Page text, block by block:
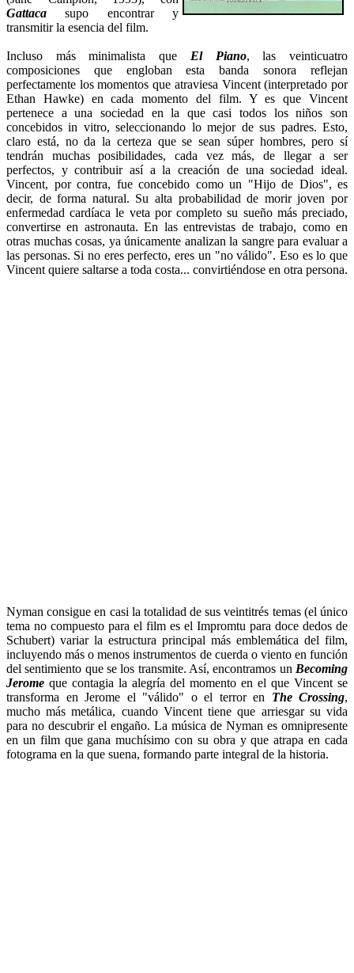
Gattaca supo encontrar y
transmitir la esencia del film.
Incluso más minimalista que El Piano, las veinticuatro
composiciones que engloban esta banda sonora reflejan
perfectamente los momentos que atraviesa Vincent (interpretado por
Ethan Hawke) en cada momento del film. Y es que Vincent
pertenece a una sociedad en la que casi todos los niños son
concebidos in vitro, seleccionando lo mejor de sus padres. Esto,
claro está, no da la certeza que se sean súper hombres, pero sí
tendrán muchas posibilidades, cada vez más, de llegar a ser
perfectos, y contribuir así a la creación de una sociedad ideal.
Vincent, por contra, fue concebido como un "Hijo de Dios", es
decir, de forma natural. Su alta probabilidad de morir joven por
enfermedad cardíaca le veta por completo su sueño más preciado,
convertirse en astronauta. En las entrevistas de trabajo, como en
otras muchas cosas, ya únicamente analizan la sangre para evaluar a
las personas. Si no eres perfecto, eres un "no válido". Eso es lo que
Vincent quiere saltarse a toda costa... convirtiéndose en otra persona.
Nyman consigue en casi la totalidad de sus veintitrés temas (el único
tema no compuesto para el film es el Impromtu para doce dedos de
Schubert) variar la estructura principal más emblemática del film,
incluyendo más o menos instrumentos de cuerda o viento en función
del sentimiento que se los transmite. Así, encontramos un Becoming
Jerome que contagia la alegría del momento en el que Vincent se
transforma en Jerome el "válido" o el terror en The Crossing,
mucho más metálica, cuando Vincent tiene que arriesgar su vida
para no descubrir el engaño. La música de Nyman es omnipresente
en un film que gana muchísimo con su obra y que atrapa en cada
fotograma en la que suena, formando parte integral de la historia.